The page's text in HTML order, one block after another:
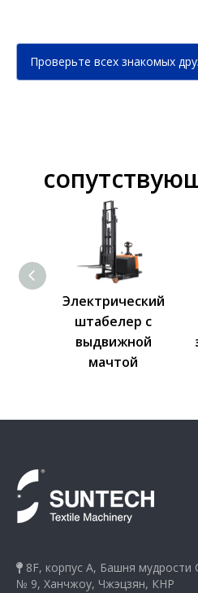
Проверьте всех знакомых
Электрический
глубоковылетный
погрузчик
 8F, корпус A, Башня
№ 9, Ханчжоу, Чжэцзян, КНР